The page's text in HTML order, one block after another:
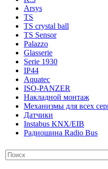
Arsys
TS
TS crystal ball
TS Sensor
Palazzo
Glasserie
Serie 1930
IP44
Aquatec
ISO-PANZER
Накладной монтаж
Механизмы для всех
Датчики
Instabus KNX/EIB
Радиошина Radio Bus